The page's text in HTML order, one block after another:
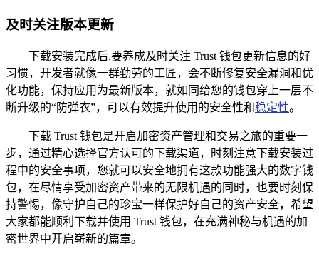
及时关注版本更新
下载安装完成后,要养成及时关注 Trust 钱包更新信息的好
习惯，开发者就像一群勤劳的工匠，会不断修复安全漏洞和优
化功能，保持应用为最新版本，就如同给您的钱包穿上一层不
断升级的“防弹衣”，可以有效提升使用的安全性和稳定性。
下载 Trust 钱包是开启加密资产管理和交易之旅的重要一
步，通过精心选择官方认可的下载渠道，时刻注意下载安装过
程中的安全事项，您就可以安全地拥有这款功能强大的数字钱
包，在尽情享受加密资产带来的无限机遇的同时，也要时刻保
持警惕，像守护自己的珍宝一样保护好自己的资产安全，希望
大家都能顺利下载并使用 Trust 钱包，在充满神秘与机遇的加
密世界中开启崭新的篇章。